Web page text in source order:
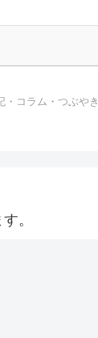
・コラム・つぶやき
。